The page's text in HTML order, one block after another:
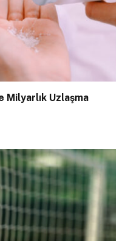
Milyarlık Uzlaşma